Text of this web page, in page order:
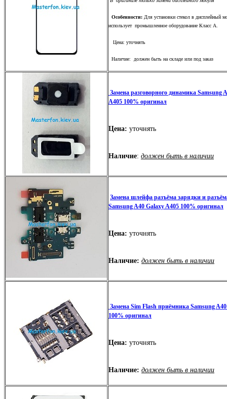
Особенности: Для установки стекол в дисплейный
использует промышленное оборудование Класс А.
Цена: уточнять
Наличие: должен быть на складе или под заказ
Замена разговорного динамика Samsung
A405 100% оригинал
Цена: уточнять
Наличие: должен быть в наличии
Замена шлейфа разъёма зарядки и
Samsung A40 Galaxy A405 100% оригинал
Цена: уточнять
Наличие: должен быть в наличии
Замена Sim Flash приёмника Samsung
100% оригинал
Цена: уточнять
Наличие: должен быть в наличии